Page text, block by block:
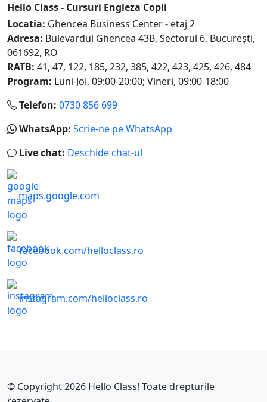
Hello Class - Cursuri Engleza Copii
Locatia: Ghencea Business Center - etaj 2
Adresa: Bulevardul Ghencea 43B, Sectorul 6, Bucureşti,
061692, RO
RATB: 41, 47, 122, 185, 232, 385, 422, 423, 425, 426, 484
Program: Luni-Joi, 09:00-20:00; Vineri, 09:00-18:00
Telefon: 0730 856 699
WhatsApp: Scrie-ne pe WhatsApp
Live chat: Deschide chat-ul
maps.google.com
facebook.com/helloclass.ro
instagram.com/helloclass.ro
© Copyright 2026 Hello Class! Toate drepturile